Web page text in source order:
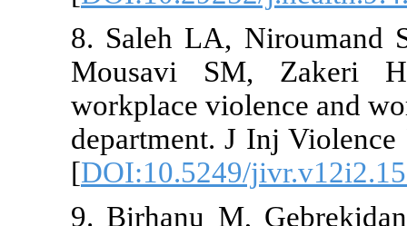
8. Saleh
Mousavi
workplace
department.
[
9. Birhanu